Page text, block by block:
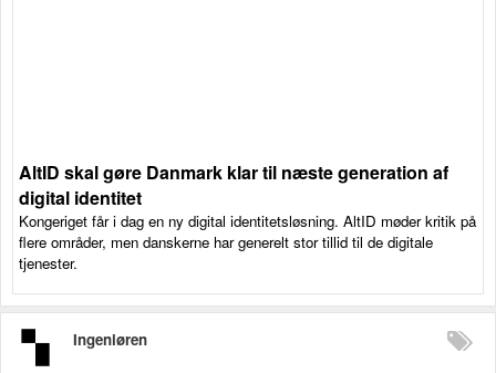
AltID skal gøre Danmark klar til næste generation af
digital identitet
Kongeriget får i dag en ny digital identitetsløsning. AltID møder kritik på
flere områder, men danskerne har generelt stor tillid til de digitale
tjenester.
Ingeniøren